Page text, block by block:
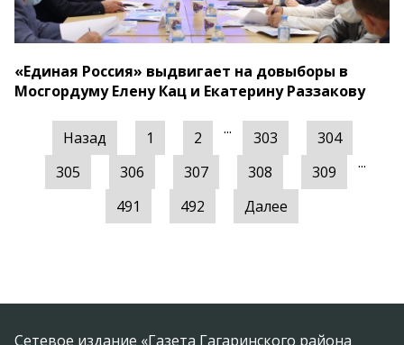
«Единая Россия» выдвигает на довыборы в
Мосгордуму Елену Кац и Екатерину Раззакову
Назад 1 2 ... 303
304
305
306 307 308 309 ...
491 492 Далее
Сетевое издание «Газета Гагаринского района